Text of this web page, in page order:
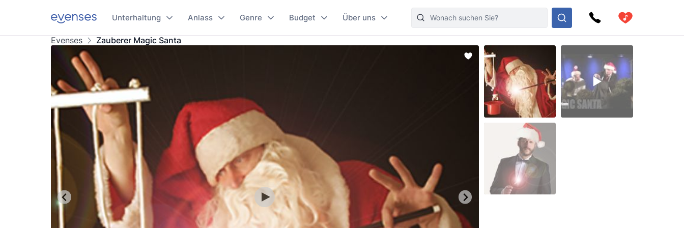
Unterhaltung Anlass Genre Budget Über uns
Evenses Zauberer Magic Santa